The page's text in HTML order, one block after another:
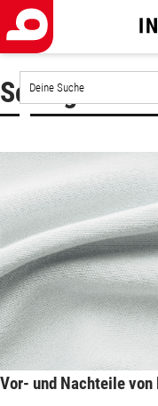
der
Website
Schlagwort :
Vor- und Nachteile